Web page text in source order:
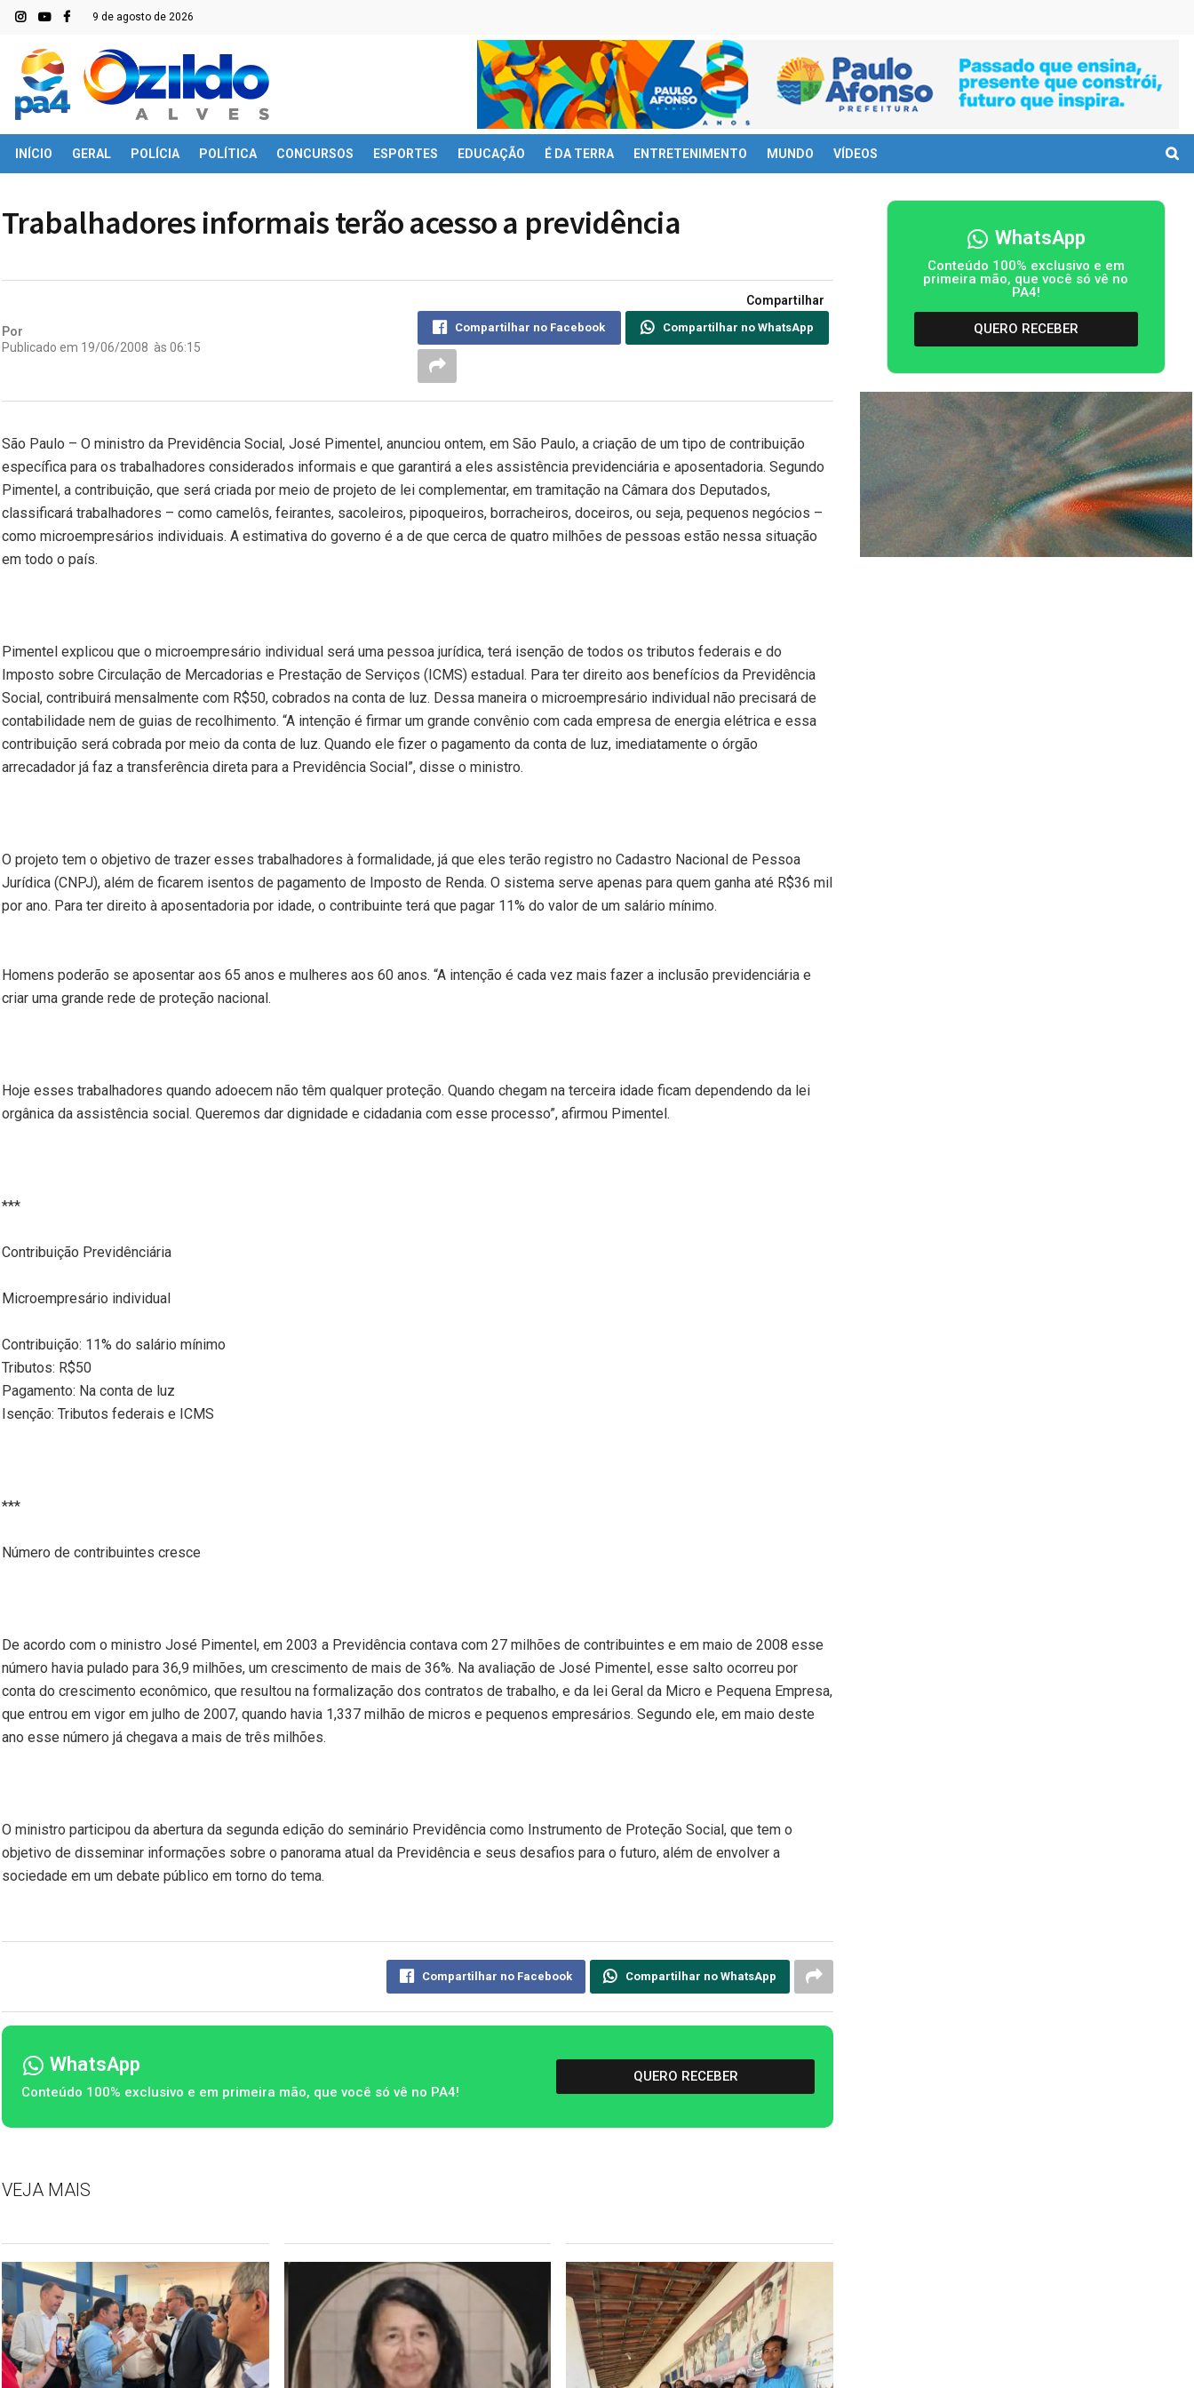
9 de agosto de 2026
INÍCIO GERAL POLÍCIA POLÍTICA CONCURSOS ESPORTES EDUCAÇÃO É DA TERRA ENTRETENIMENTO MUNDO VÍDEOS
Trabalhadores informais terão acesso a previdência
Por
Publicado em 19/06/2008 às 06:15
Compartilhar
Compartilhar no Facebook Compartilhar no WhatsApp
São Paulo – O ministro da Previdência Social, José Pimentel, anunciou ontem, em São Paulo, a criação de um tipo de contribuição
específica para os trabalhadores considerados informais e que garantirá a eles assistência previdenciária e aposentadoria. Segundo
Pimentel, a contribuição, que será criada por meio de projeto de lei complementar, em tramitação na Câmara dos Deputados,
classificará trabalhadores – como camelôs, feirantes, sacoleiros, pipoqueiros, borracheiros, doceiros, ou seja, pequenos negócios –
como microempresários individuais. A estimativa do governo é a de que cerca de quatro milhões de pessoas estão nessa situação
em todo o país.
Pimentel explicou que o microempresário individual será uma pessoa jurídica, terá isenção de todos os tributos federais e do
Imposto sobre Circulação de Mercadorias e Prestação de Serviços (ICMS) estadual. Para ter direito aos benefícios da Previdência
Social, contribuirá mensalmente com R$50, cobrados na conta de luz. Dessa maneira o microempresário individual não precisará de
contabilidade nem de guias de recolhimento. “A intenção é firmar um grande convênio com cada empresa de energia elétrica e essa
contribuição será cobrada por meio da conta de luz. Quando ele fizer o pagamento da conta de luz, imediatamente o órgão
arrecadador já faz a transferência direta para a Previdência Social”, disse o ministro.
O projeto tem o objetivo de trazer esses trabalhadores à formalidade, já que eles terão registro no Cadastro Nacional de Pessoa
Jurídica (CNPJ), além de ficarem isentos de pagamento de Imposto de Renda. O sistema serve apenas para quem ganha até R$36 mil
por ano. Para ter direito à aposentadoria por idade, o contribuinte terá que pagar 11% do valor de um salário mínimo.
Homens poderão se aposentar aos 65 anos e mulheres aos 60 anos. “A intenção é cada vez mais fazer a inclusão previdenciária e
criar uma grande rede de proteção nacional.
Hoje esses trabalhadores quando adoecem não têm qualquer proteção. Quando chegam na terceira idade ficam dependendo da lei
orgânica da assistência social. Queremos dar dignidade e cidadania com esse processo”, afirmou Pimentel.
***
Contribuição Previdênciária
Microempresário individual
Contribuição: 11% do salário mínimo
Tributos: R$50
Pagamento: Na conta de luz
Isenção: Tributos federais e ICMS
***
Número de contribuintes cresce
De acordo com o ministro José Pimentel, em 2003 a Previdência contava com 27 milhões de contribuintes e em maio de 2008 esse
número havia pulado para 36,9 milhões, um crescimento de mais de 36%. Na avaliação de José Pimentel, esse salto ocorreu por
conta do crescimento econômico, que resultou na formalização dos contratos de trabalho, e da lei Geral da Micro e Pequena Empresa,
que entrou em vigor em julho de 2007, quando havia 1,337 milhão de micros e pequenos empresários. Segundo ele, em maio deste
ano esse número já chegava a mais de três milhões.
O ministro participou da abertura da segunda edição do seminário Previdência como Instrumento de Proteção Social, que tem o
objetivo de disseminar informações sobre o panorama atual da Previdência e seus desafios para o futuro, além de envolver a
sociedade em um debate público em torno do tema.
Compartilhar no Facebook Compartilhar no WhatsApp
WhatsApp
Conteúdo 100% exclusivo e em primeira mão, que você só vê no PA4!
QUERO RECEBER
VEJA MAIS
WhatsApp
Conteúdo 100% exclusivo e em
primeira mão, que você só vê no
PA4!
QUERO RECEBER